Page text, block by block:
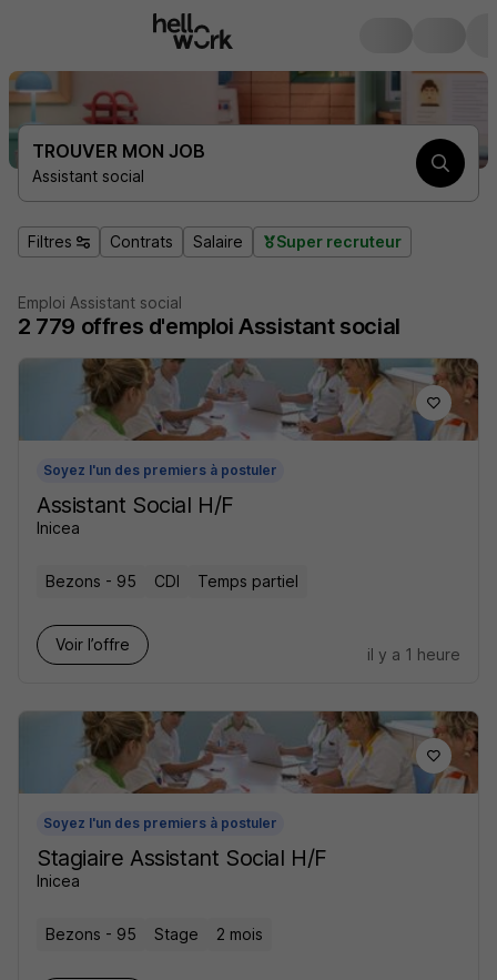
TROUVER MON JOB
Assistant social
Filtres Contrats Salaire Super recruteur
Emploi Assistant social
2 779 offres d'emploi Assistant social
Soyez l'un des premiers à postuler
Assistant Social H/F
Inicea
Bezons - 95 CDI Temps partiel
Voir l’offre
il y a 1 heure
Soyez l'un des premiers à postuler
Stagiaire Assistant Social H/F
Inicea
Bezons - 95 Stage 2 mois